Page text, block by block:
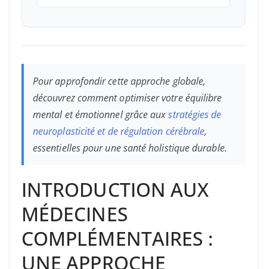
Pour approfondir cette approche globale,
découvrez comment optimiser votre équilibre
mental et émotionnel grâce auxstratégies de
neuroplasticité et de régulation cérébrale,
essentielles pour une santé holistique durable.
INTRODUCTION AUX
MÉDECINES
COMPLÉMENTAIRES :
UNE APPROCHE